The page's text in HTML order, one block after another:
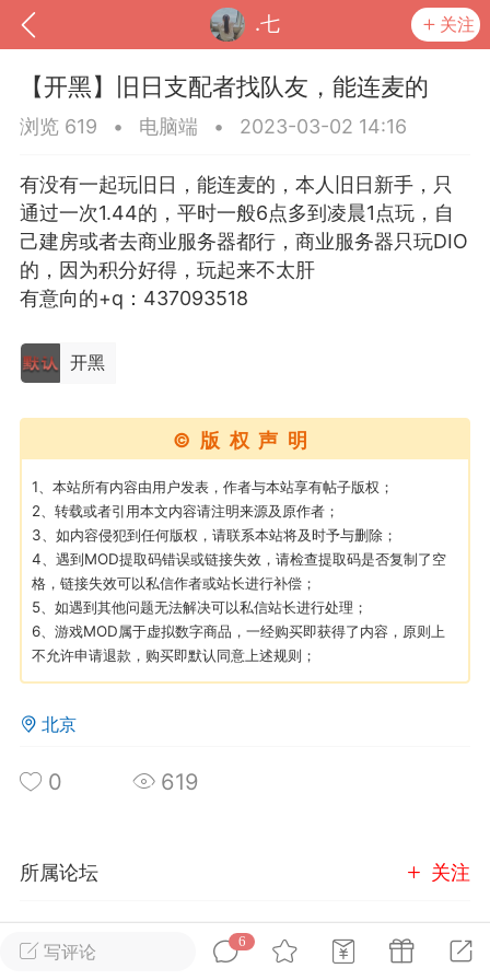
.七 关注
我的钱包
MOD下载 攻略教程 联机招募
大人
Lv.8
02-10 15:45
电脑端 其他&工具
卖挂
禁止发布联机可用的作弊模组，
单机辅助引流私下售卖服务器外挂！
作弊模组的发布规范近期收到一些信息
作弊模组在联机服务器使用,为了维护游
环境，中文网特此发布以下声明，规范
模组的发布行为：1. *...
71
大人
Lv.8
写评论
6
【开黑】旧日支配者找队友，能连麦的
浏览 619 • 电脑端 • 2023-03-02 14:16
有没有一起玩旧日，能连麦的，本人旧日新手，只
通过一次1.44的，平时一般6点多到凌晨1点玩，自
己建房或者去商业服务器都行，商业服务器只玩DIO
的，因为积分好得，玩起来不太肝
有意向的+q：437093518
开黑
©版权声明
1、本站所有内容由用户发表，作者与本站享有帖子版权；
2、转载或者引用本文内容请注明来源及原作者；
3、如内容侵犯到任何版权，请联系本站将及时予与删除；
4、遇到MOD提取码错误或链接失效，请检查提取码是否复制了空
格，链接失效可以私信作者或站长进行补偿；
5、如遇到其他问题无法解决可以私信站长进行处理；
6、游戏MOD属于虚拟数字商品，一经购买即获得了内容，原则上
不允许申请退款，购买即默认同意上述规则；
北京
0 619
所属论坛 关注
进入论坛